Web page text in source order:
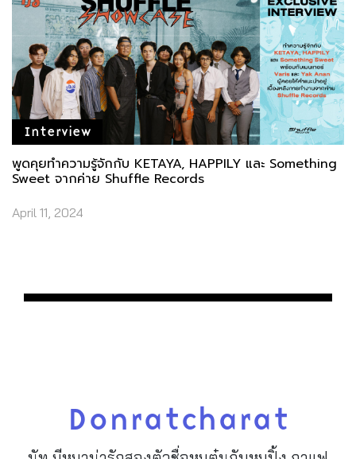
Interview
พูดคุยทำความรู้จักกับ KETAYA, HAPPILY และ Something
Sweet จากค่าย Shuffle Records
April 11, 2024
Donratcharat